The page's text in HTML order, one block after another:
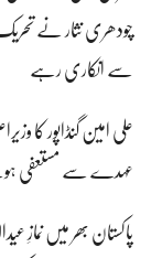
چودھری نثار نے
سے انکاری رہے
علی امین گنڈاپور کا
عہدے سے مستعفی
پاکستان بھر میں نمازِ